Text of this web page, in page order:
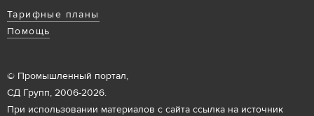
Тарифные планы
Помощь
© Промышленный портал,
СД Групп, 2006-2026.
При использовании материалов с сайта ссылка на источник